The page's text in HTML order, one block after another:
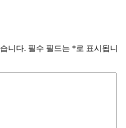
니다. 필수 필드는 *로 표시됩니